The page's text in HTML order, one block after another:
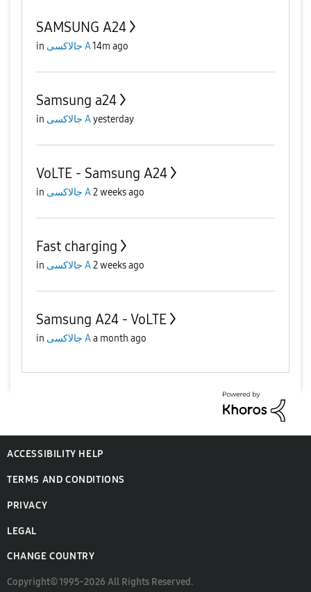
SAMSUNG A24
in جالاكسى A14m ago
Samsung a24
in جالاكسى Ayesterday
VoLTE - Samsung A24
in جالاكسى A2 weeks ago
Fast charging
in جالاكسى A2 weeks ago
Samsung A24 - VoLTE
in جالاكسى Aa month ago
ACCESSIBILITY HELP
TERMS AND CONDITIONS
PRIVACY
LEGAL
CHANGE COUNTRY
Copyright© 1995-2026 All Rights Reserved.